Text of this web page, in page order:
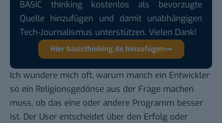
BASIC thinking kostenlos als bevorzugte
Quelle hinzufügen und damit unabhängigen
Tech-Journalismus unterstützen. Vielen Dank!
Hier basicthinking.de hinzufügen
Ich wundere mich oft, warum manch ein Entwickler
so ein Religionsgedönse aus der Frage machen
muss, ob das eine oder andere Programm besser
ist. Der User entscheidet über den Erfolg oder